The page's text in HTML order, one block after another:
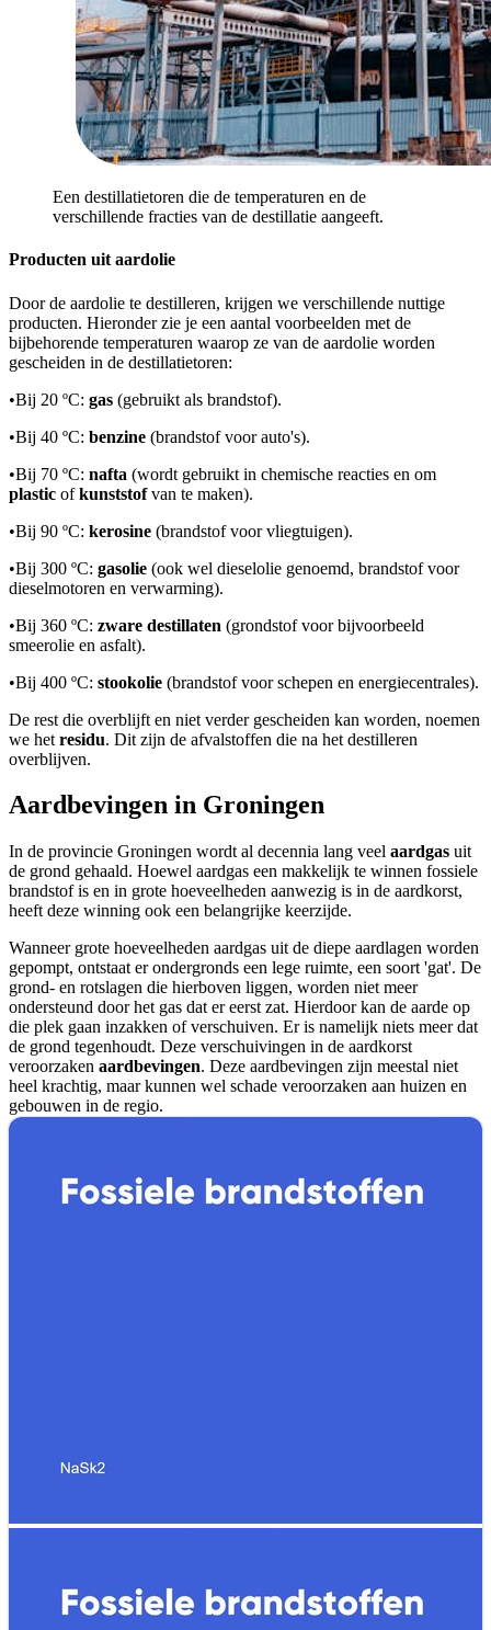
Een destillatietoren die de temperaturen en de
verschillende fracties van de destillatie aangeeft.
Producten uit aardolie
Door de aardolie te destilleren, krijgen we verschillende nuttige
producten. Hieronder zie je een aantal voorbeelden met de
bijbehorende temperaturen waarop ze van de aardolie worden
gescheiden in de destillatietoren:
•Bij 20 ºC: gas (gebruikt als brandstof).
•Bij 40 ºC: benzine (brandstof voor auto's).
•Bij 70 ºC: nafta (wordt gebruikt in chemische reacties en om
plastic ofkunststofvan te maken).
•Bij 90 ºC: kerosine (brandstof voor vliegtuigen).
•Bij 300 ºC: gasolie (ook wel dieselolie genoemd, brandstof voor
dieselmotoren en verwarming).
•Bij 360 ºC: zware destillaten (grondstof voor bijvoorbeeld
smeerolie en asfalt).
•Bij 400 ºC: stookolie (brandstof voor schepen en energiecentrales).
De rest die overblijft en niet verder gescheiden kan worden, noemen
we het residu. Dit zijn de afvalstoffen die na het destilleren
overblijven.
Aardbevingen in Groningen
In de provincie Groningen wordt al decennia lang veel aardgas uit
de grond gehaald. Hoewel aardgas een makkelijk te winnen fossiele
brandstof is en in grote hoeveelheden aanwezig is in de aardkorst,
heeft deze winning ook een belangrijke keerzijde.
Wanneer grote hoeveelheden aardgas uit de diepe aardlagen worden
gepompt, ontstaat er ondergronds een lege ruimte, een soort 'gat'. De
grond- en rotslagen die hierboven liggen, worden niet meer
ondersteund door het gas dat er eerst zat. Hierdoor kan de aarde op
die plek gaan inzakken of verschuiven. Er is namelijk niets meer dat
de grond tegenhoudt. Deze verschuivingen in de aardkorst
veroorzaken aardbevingen. Deze aardbevingen zijn meestal niet
heel krachtig, maar kunnen wel schade veroorzaken aan huizen en
gebouwen in de regio.